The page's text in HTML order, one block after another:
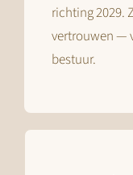
richting 2029.
vertrouwen —
bestuur.